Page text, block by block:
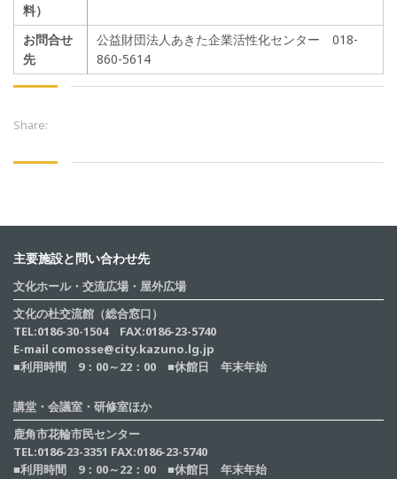
料）
お問合せ
先
公益財団法人あきた企業活性化センター 018-
860-5614
Share:
主要施設と問い合わせ先
文化ホール・交流広場・屋外広場
文化の杜交流館（総合窓口）
TEL:0186-30-1504 FAX:0186-23-5740
E-mail comosse@city.kazuno.lg.jp
■利用時間 9：00～22：00 ■休館日 年末年始
講堂・会議室・研修室ほか
鹿角市花輪市民センター
TEL:0186-23-3351 FAX:0186-23-5740
■利用時間 9：00～22：00 ■休館日 年末年始